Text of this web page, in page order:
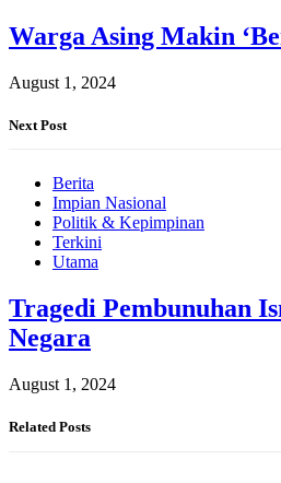
Warga Asing Makin
August 1, 2024
Next Post
Berita
Impian Nasional
Politik & Kepimpinan
Terkini
Utama
Tragedi Pembunuhan
Negara
August 1, 2024
Related Posts